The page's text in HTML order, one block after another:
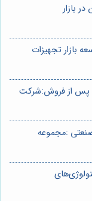
بازار
بازار تجهیزات
پس از فروش:شرکت
:مجموعه